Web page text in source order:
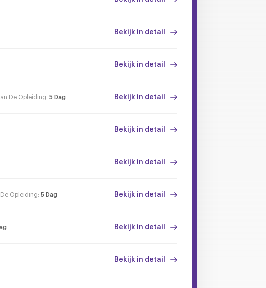
Bekijk in detail
Bekijk in detail
De Opleiding: 5 Dag Bekijk in detail
Bekijk in detail
Bekijk in detail
De Opleiding: 5 Dag Bekijk in detail
Bekijk in detail
Bekijk in detail